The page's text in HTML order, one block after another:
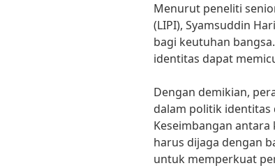
Menurut peneliti
(LIPI), Syamsuddin
bagi keutuhan
identitas dapat
Dengan demikian,
dalam politik identitas
Keseimbangan
harus dijaga dengan
untuk memperkuat